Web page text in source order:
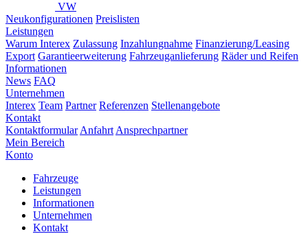
VW
Neukonfigurationen Preislisten
Leistungen
Warum Interex Zulassung Inzahlungnahme Finanzierung/Leasing
Export Garantieerweiterung Fahrzeuganlieferung Räder und Reifen
Informationen
News FAQ
Unternehmen
Interex Team Partner Referenzen Stellenangebote
Kontakt
Kontaktformular Anfahrt Ansprechpartner
Mein Bereich
Konto
Fahrzeuge
Leistungen
Informationen
Unternehmen
Kontakt